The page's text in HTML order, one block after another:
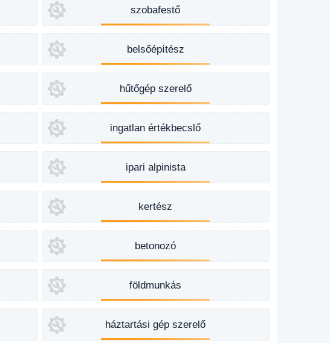
szobafestő
belsőépítész
hűtőgép szerelő
ingatlan értékbecslő
ipari alpinista
kertész
betonozó
földmunkás
háztartási gép szerelő